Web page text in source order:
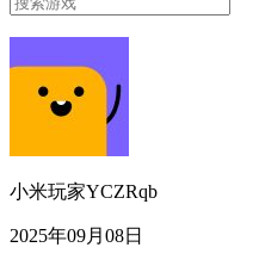
小米玩家YCZRqb
2025年09月08日